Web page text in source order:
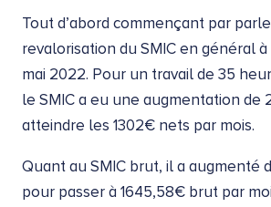
Tout d’abord commençant par
revalorisation du SMIC en général à
mai 2022. Pour un travail de 35
le SMIC a eu une augmentation de
atteindre les 1302€ nets par mois.
Quant au SMIC brut, il a augmenté
pour passer à 1645,58€ brut par